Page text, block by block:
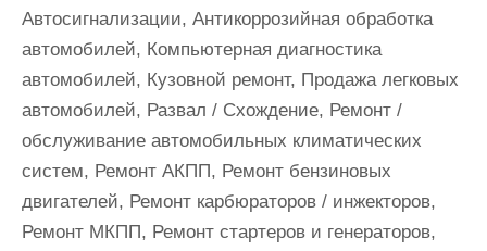
Автосигнализации, Антикоррозийная обработка
автомобилей, Компьютерная диагностика
автомобилей, Кузовной ремонт, Продажа легковых
автомобилей, Развал / Схождение, Ремонт /
обслуживание автомобильных климатических
систем, Ремонт АКПП, Ремонт бензиновых
двигателей, Ремонт карбюраторов / инжекторов,
Ремонт МКПП, Ремонт стартеров и генераторов,